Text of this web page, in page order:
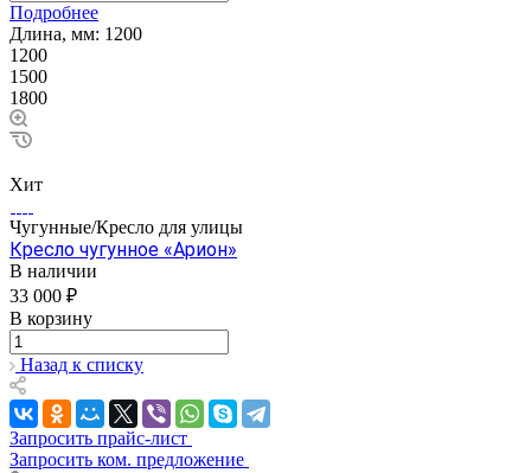
Подробнее
Длина, мм: 1200
1200
1500
1800
Хит
Чугунные/Кресло для улицы
Кресло чугунное «Арион»
В наличии
33 000 ₽
В корзину
Назад к списку
Запросить прайс-лист
Запросить ком. предложение